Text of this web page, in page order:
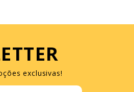
exclusivas!